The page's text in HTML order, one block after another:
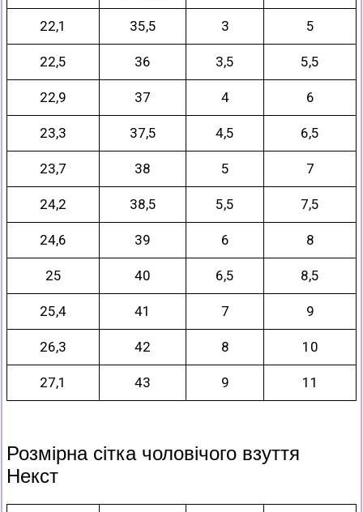
22,1 35,5 3 5
22,5 36 3,5 5,5
22,9 37 4 6
23,3 37,5 4,5 6,5
23,7 38 5 7
24,2 38,5 5,5 7,5
24,6 39 6 8
25 40 6,5 8,5
25,4 41 7 9
26,3 42 8 10
27,1 43 9 11
Розмірна сітка чоловічого взуття
Некст